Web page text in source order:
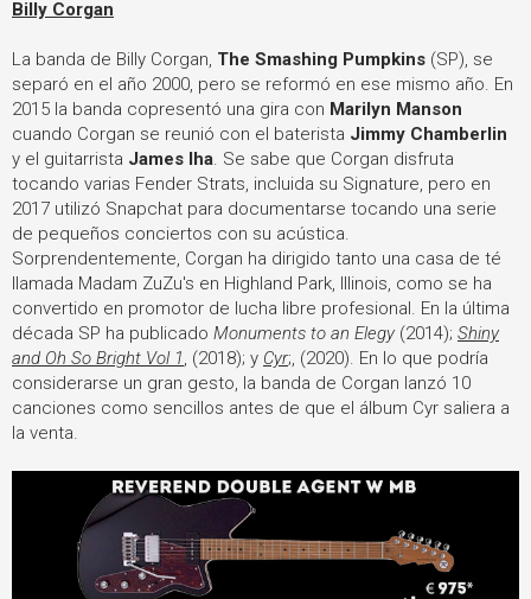
Billy Corgan
La banda de Billy Corgan, The Smashing Pumpkins (SP), se
separó en el año 2000, pero se reformó en ese mismo año. En
2015 la banda copresentó una gira con Marilyn Manson
cuando Corgan se reunió con el baterista Jimmy Chamberlin
y el guitarrista James Iha. Se sabe que Corgan disfruta
tocando varias Fender Strats, incluida su Signature, pero en
2017 utilizó Snapchat para documentarse tocando una serie
de pequeños conciertos con su acústica.
Sorprendentemente, Corgan ha dirigido tanto una casa de té
llamada Madam ZuZu's en Highland Park, Illinois, como se ha
convertido en promotor de lucha libre profesional. En la última
década SP ha publicado Monuments to an Elegy (2014); Shiny
and Oh So Bright Vol 1, (2018); y Cyr;, (2020). En lo que podría
considerarse un gran gesto, la banda de Corgan lanzó 10
canciones como sencillos antes de que el álbum Cyr saliera a
la venta.